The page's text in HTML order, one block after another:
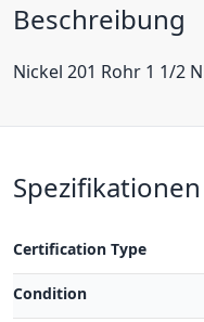
Beschreibung
Nickel 201 Rohr 1 1/2
Spezifikationen
Certification Type
Condition